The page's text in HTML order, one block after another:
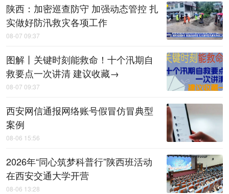
陕西：加密巡查防守 加强动态管控 扎
实做好防汛救灾各项工作
08-07 09:37
图解丨关键时刻能救命！十个汛期自
救要点一次讲清 建议收藏→
08-07 09:37
西安网信通报网络账号假冒仿冒典型
案例
08-06 15:56
2026年“同心筑梦科普行”陕西班活动
在西安交通大学开营
08-06 13:28